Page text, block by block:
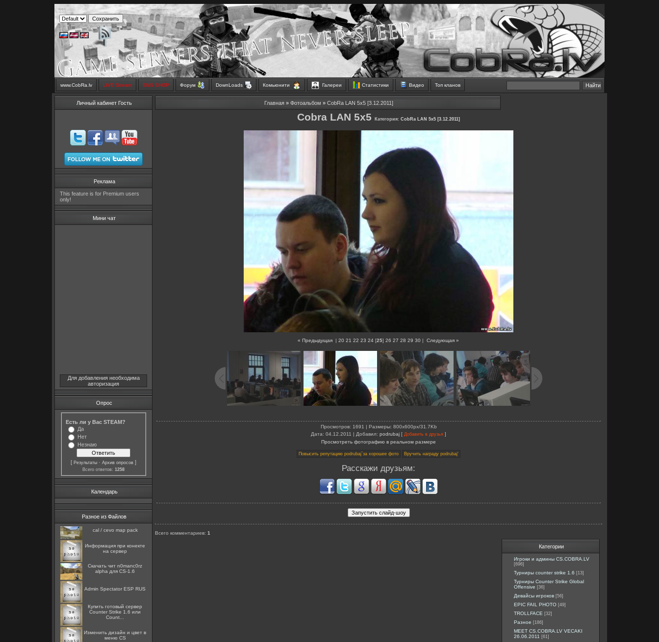
www.CobRa.lv LIVE Stream SMS SHOP Форум DownLoads Комьюнити Галереи Статистики Видео Топ кланов
Личный кабинет Гость
Реклама
This feature is for Premium users
only!
Мини чат
Для добавления необходима
авторизация
Опрос
Есть ли у Вас STEAM?
Да
Нет
Незнаю
[ Результаты · Архив опросов ]
Всего ответов: 1258
Календарь
Разное из Файлов
cal / cevo map pack
Информация при конекте
на сервер
Скачать чит n0manc0rz
alpha для CS-1.6
Admin Spectator ESP RUS
Купить готовый сервер
Counter Strike 1.6 или
Count...
Изменить дизайн и цвет в
меню CS
Главная» Фотоальбом » CobRa LAN 5x5 [3.12.2011]
Cobra LAN 5x5 Категория: CobRa LAN 5x5 [3.12.2011]
« Предыдущая | 20 21 22 23 24 [25] 26 27 28 29 30 | Следующая »
Просмотров: 1691 | Размеры: 800x600px/31.7Kb
Дата: 04.12.2011 | Добавил: podrubaj [ Добавить в друзья ]
Просмотреть фотографию в реальном размере
Расскажи друзьям:
Всего комментариев: 1
Категории
Игроки и админы CS.COBRA.LV
[696]
Турниры counter strike 1.6 [13]
Турниры Counter Strike Global
Offensive [36]
Девайсы игроков [56]
EPIC FAIL PHOTO [49]
TROLLFACE [32]
Разное [186]
MEET CS.COBRA.LV VECAKI
26.06.2011 [61]